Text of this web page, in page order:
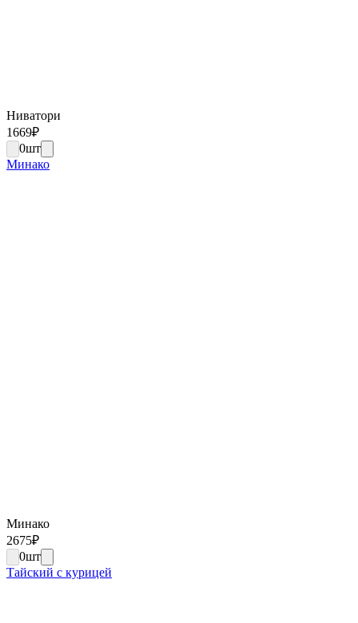
Ниватори
1669₽
0шт
Минако
Минако
2675₽
0шт
Тайский с курицей